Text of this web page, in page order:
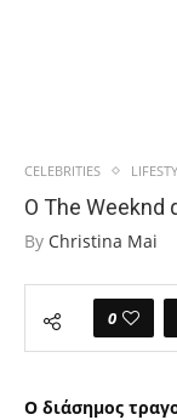
CELEBRITIES
O The Weeknd
By Christina Mai
0
Ο διάσημος